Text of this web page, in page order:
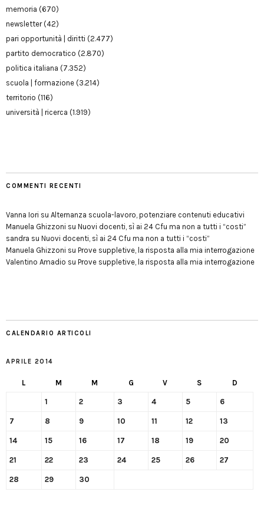
memoria (670)
newsletter(42)
pari opportunità | diritti (2.477)
partito democratico (2.870)
politica italiana (7.352)
scuola | formazione (3.214)
territorio (116)
università | ricerca (1.919)
COMMENTI RECENTI
Vanna Iori su Alternanza scuola-lavoro, potenziare contenuti educativi
Manuela Ghizzoni su Nuovi docenti, sì ai 24 Cfu ma non a tutti i “costi”
sandra su Nuovi docenti, sì ai 24 Cfu ma non a tutti i “costi”
Manuela Ghizzoni su Prove suppletive, la risposta alla mia interrogazione
Valentino Amadio su Prove suppletive, la risposta alla mia interrogazione
CALENDARIO ARTICOLI
APRILE 2014
L M M G V S D
1 2 3 4 5 6
7 8 9 10 11 12 13
14 15 16 17 18 19 20
21 22 23 24 25 26 27
28 29 30